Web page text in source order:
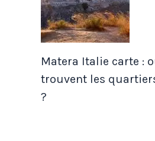
Matera Italie carte :
trouvent les
?